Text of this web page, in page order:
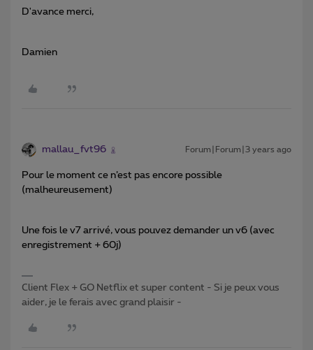
D'avance merci,
Damien
mallau_fvt96 Forum|Forum|3 years ago
Pour le moment ce n’est pas encore possible
(malheureusement)
Une fois le v7 arrivé, vous pouvez demander un v6 (avec
enregistrement + 60j)
Client Flex + GO Netflix et super content - Si je peux vous
aider, je le ferais avec grand plaisir -